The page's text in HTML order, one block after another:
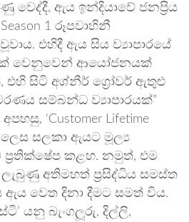
වෙද්දී, ඇය ඉන්දියාවේ ජනප්‍රිය
1 රූපවාහිනී
එහිදී ඇය සිය ව්‍යාපාරයේ
වෙනුවෙන් ආයෝජනයක්
එහි සිටි අශ්නීර් ග්‍රෝවර් ඇතුළු
සම්බන්ධ ව්‍යාපාරයක්”
‘Customer Lifetime
ලෙස සලකා ඇයට මූල්‍ය
කළහ. නමුත්, එම
අතිමහත් ප්‍රසිද්ධිය සමස්ත
ඇය වෙත දිනා දීමට සමත් විය.
යනු බැංගලූරු, දිල්ලි,